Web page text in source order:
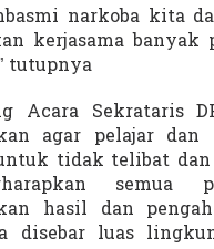
narkoba kita
kerjasama banyak
tutupnya
Acara Sekrataris
agar pelajar
tidak telibat dan
semua
hasil dan
disebar luas